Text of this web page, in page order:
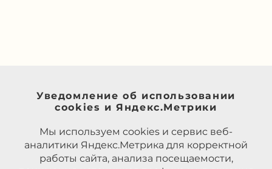
Уведомление об использовании
cookies и Яндекс.Метрики
Мы используем cookies и сервис веб-
аналитики Яндекс.Метрика для корректной
работы сайта, анализа посещаемости,